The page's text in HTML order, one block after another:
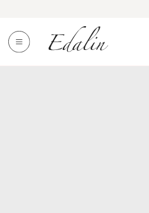
Вернуться
←